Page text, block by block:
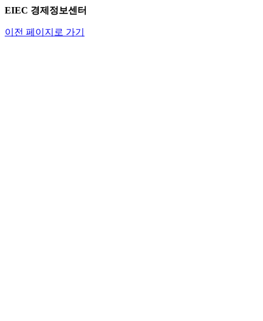
EIEC 경제정보센터
이전 페이지로 가기